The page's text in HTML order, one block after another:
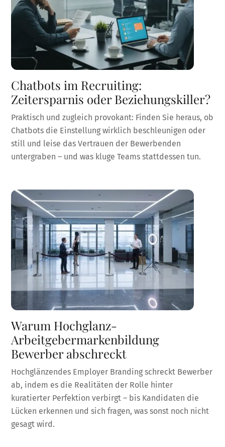
Chatbots im Recruiting:
Zeitersparnis oder Beziehungskiller?
Praktisch und zugleich provokant: Finden Sie heraus, ob
Chatbots die Einstellung wirklich beschleunigen oder
still und leise das Vertrauen der Bewerbenden
untergraben – und was kluge Teams stattdessen tun.
Warum Hochglanz-
Arbeitgebermarkenbildung
Bewerber abschreckt
Hochglänzendes Employer Branding schreckt Bewerber
ab, indem es die Realitäten der Rolle hinter
kuratierter Perfektion verbirgt – bis Kandidaten die
Lücken erkennen und sich fragen, was sonst noch nicht
gesagt wird.